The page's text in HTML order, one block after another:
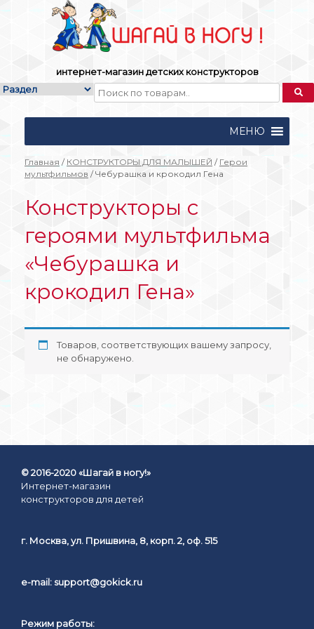
интернет-магазин детских конструкторов
МЕНЮ
Главная / КОНСТРУКТОРЫ ДЛЯ МАЛЫШЕЙ / Герои
мультфильмов / Чебурашка и крокодил Гена
Конструкторы с
героями мультфильма
«Чебурашка и
крокодил Гена»
Товаров, соответствующих вашему запросу,
не обнаружено.
© 2016-2020 «Шагай в ногу!»
Интернет-магазин
конструкторов для детей
г. Москва, ул. Пришвина, 8, корп. 2, оф. 515
e-mail: support@gokick.ru
Режим работы: